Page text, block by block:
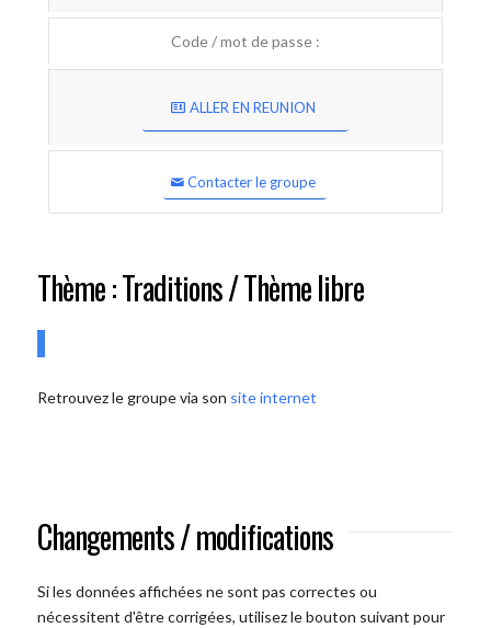
Code / mot de passe :
ALLER EN REUNION
Contacter le groupe
Thème : Traditions / Thème libre
Retrouvez le groupe via son site internet
Changements / modifications
Si les données affichées ne sont pas correctes ou
nécessitent d'être corrigées, utilisez le bouton suivant pour